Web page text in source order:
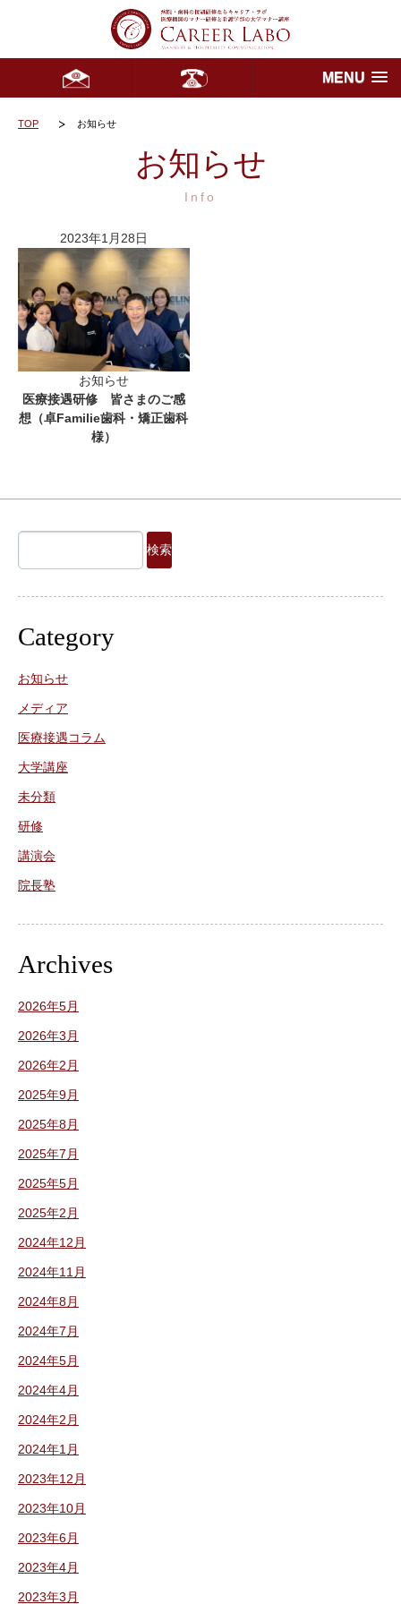
MENU
TOP お知らせ
お知らせ
Info
2023年1月28日
お知らせ
医療接遇研修 皆さまのご感
想（卓Familie歯科・矯正歯科
様）
索:
Category
お知らせ
メディア
医療接遇コラム
大学講座
未分類
研修
講演会
院長塾
Archives
2026年5月
2026年3月
2026年2月
2025年9月
2025年8月
2025年7月
2025年5月
2025年2月
2024年12月
2024年11月
2024年8月
2024年7月
2024年5月
2024年4月
2024年2月
2024年1月
2023年12月
2023年10月
2023年6月
2023年4月
2023年3月